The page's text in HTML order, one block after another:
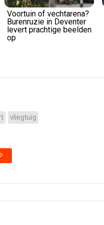
Voortuin of vechtarena?
Burenruzie in Deventer
levert prachtige beelden
op
vliegtuig